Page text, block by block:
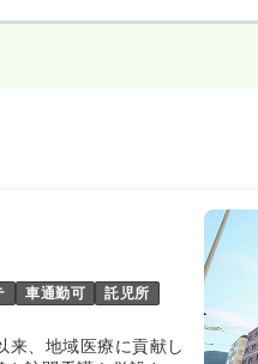
車通勤可 託児所
来、地域医療に貢献し